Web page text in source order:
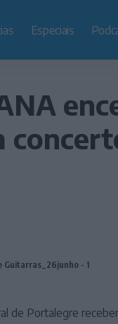
Especiais
Guitarras_26junho - 1
de Portalegre